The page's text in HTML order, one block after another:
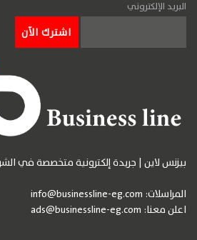
البريد الإلكتروني
بيزنس لاين | جريدة إلكترونية متخصصة في
المراسلات: info@businessline-eg.com
اعلن معنا: ads@businessline-eg.com